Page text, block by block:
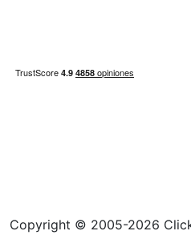
Copyright © 2005-2026